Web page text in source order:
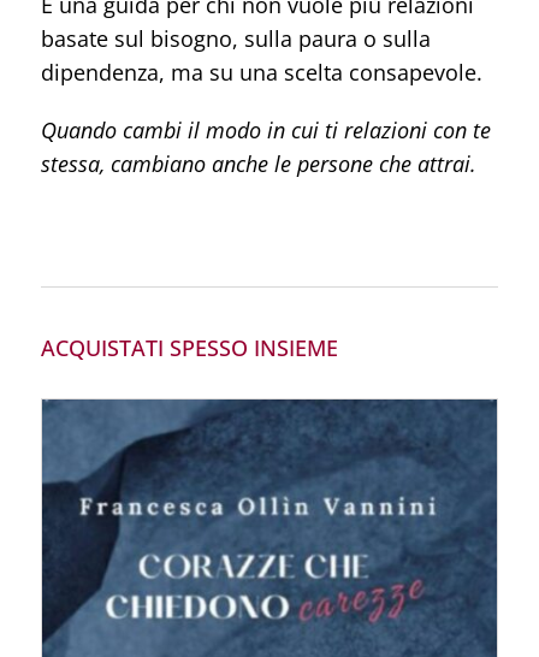
basate sul bisogno, sulla paura o sulla
dipendenza, ma su una scelta consapevole.
Quando cambi il modo in cui ti relazioni con te
stessa, cambiano anche le persone che attrai.
ACQUISTATI SPESSO INSIEME